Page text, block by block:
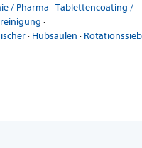
/ Pharma ·Tablettencoating /
·
· Hubsäulen · Rotationssieb